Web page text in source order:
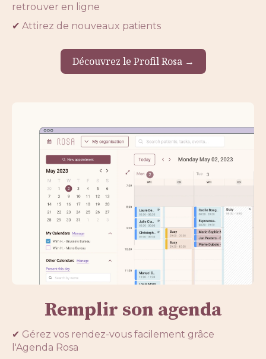
retrouver en ligne
✔ Attirez de nouveaux patients
Découvrez le Profil Rosa →
Remplir son agenda
✔ Gérez vos rendez-vous facilement grâce
l'Agenda Rosa